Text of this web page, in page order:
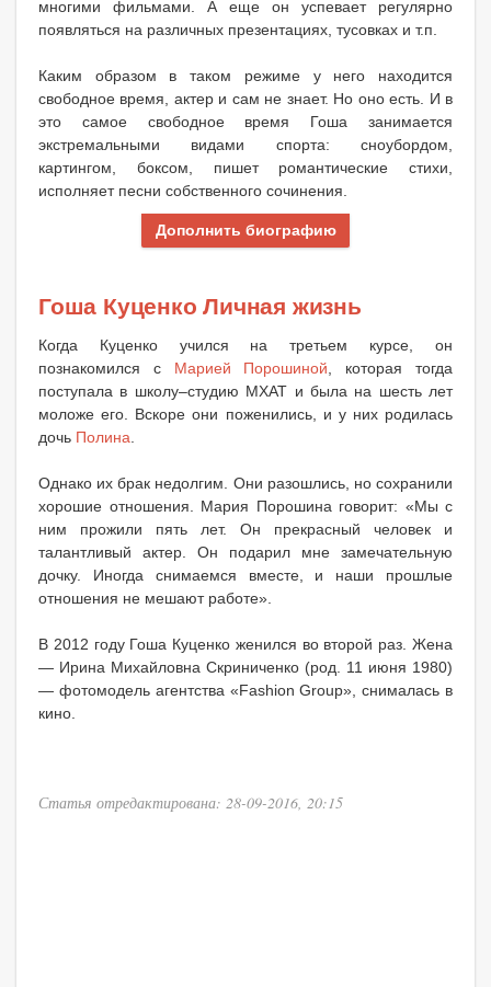
многими фильмами. А еще он успевает регулярно
появляться на различных презентациях, тусовках и т.п.
Каким образом в таком режиме у него находится
свободное время, актер и сам не знает. Но оно есть. И в
это самое свободное время Гоша занимается
экстремальными видами спорта: сноубордом,
картингом, боксом, пишет романтические стихи,
исполняет песни собственного сочинения.
Дополнить биографию
Гоша Куценко Личная жизнь
Когда Куценко учился на третьем курсе, он
познакомился с Марией Порошиной , которая тогда
поступала в школу–студию МХАТ и была на шесть лет
моложе его. Вскоре они поженились, и у них родилась
дочь Полина
Однако их брак недолгим. Они разошлись, но сохранили
хорошие отношения. Мария Порошина говорит: «Мы с
ним прожили пять лет. Он прекрасный человек и
талантливый актер. Он подарил мне замечательную
дочку. Иногда снимаемся вместе, и наши прошлые
отношения не мешают работе».
В 2012 году Гоша Куценко женился во второй раз. Жена
— Ирина Михайловна Скриниченко (род. 11 июня 1980)
— фотомодель агентства «Fashion Group», снималась в
кино.
Статья отредактирована: 28-09-2016, 20:15